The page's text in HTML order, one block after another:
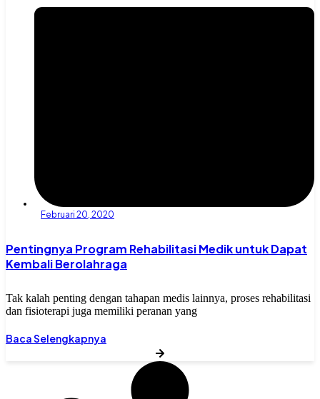
Februari 20, 2020
Pentingnya Program Rehabilitasi Medik untuk Dapat
Kembali Berolahraga
Tak kalah penting dengan tahapan medis lainnya, proses rehabilitasi
dan fisioterapi juga memiliki peranan yang
Baca Selengkapnya